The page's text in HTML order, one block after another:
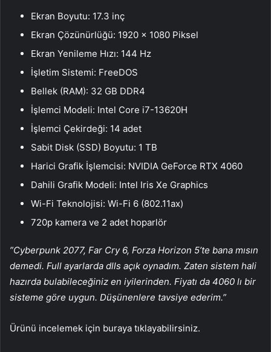
Ekran Boyutu: 17.3 inç
Ekran Çözünürlüğü: 1920 x 1080 Piksel
Ekran Yenileme Hızı: 144 Hz
İşletim Sistemi: FreeDOS
Bellek (RAM): 32 GB DDR4
İşlemci Modeli: Intel Core i7-13620H
İşlemci Çekirdeği: 14 adet
Sabit Disk (SSD) Boyutu: 1 TB
Harici Grafik İşlemcisi: NVIDIA GeForce RTX 4060
Dahili Grafik Modeli: Intel Iris Xe Graphics
Wi-Fi Teknolojisi: Wi-Fi 6 (802.11ax)
720p kamera ve 2 adet hoparlör
”Cyberpunk 2077, Far Cry 6, Forza Horizon 5’te bana mısın
demedi. Full ayarlarda dlls açık oynadım. Zaten sistem hali
hazırda bulabileceğiniz en iyilerinden. Fiyatı da 4060 lı bir
sisteme göre uygun. Düşünenlere tavsiye ederim.”
Ürünü incelemek için buraya tıklayabilirsiniz.